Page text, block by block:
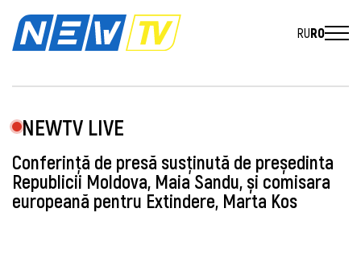
RURO
NEWTV LIVE
Conferință de presă susținută de președinta
Republicii Moldova, Maia Sandu, și comisara
europeană pentru Extindere, Marta Kos